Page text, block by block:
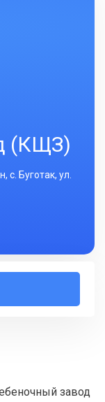
(КЩЗ)
с. Буготак, ул.
завод